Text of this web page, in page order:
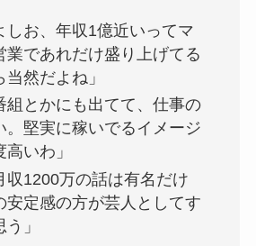
しお、年収1億近いってマ
業であれだけ盛り上げてる
当然だよね」
組とかにも出てて、仕事の
。堅実に稼いでるイメージ
いわ」
収1200万の話は有名だけ
安定感の方が芸人としてす
」